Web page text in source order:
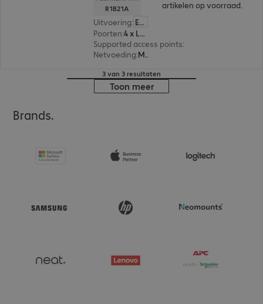
R1B21A
Uitvoering: Europa
Poorten:
4 x LAN
Supported access points:
Netvoeding: Modulair
artikelen op voorraad.
3 van 3 resultaten
Toon meer
Brands.